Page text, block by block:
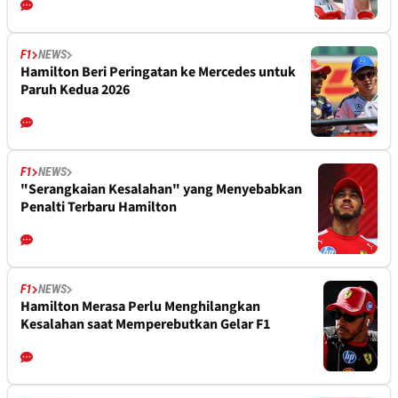
F1 NEWS
Hamilton Beri Peringatan ke Mercedes untuk
Paruh Kedua 2026
F1 NEWS
"Serangkaian Kesalahan" yang Menyebabkan
Penalti Terbaru Hamilton
F1 NEWS
Hamilton Merasa Perlu Menghilangkan
Kesalahan saat Memperebutkan Gelar F1